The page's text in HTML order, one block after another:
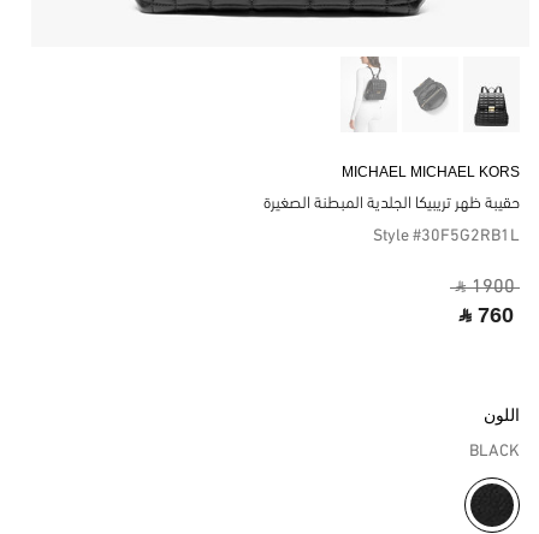
MICHAEL MICHAEL KORS
حقيبة ظهر تريبيكا الجلدية المبطنة الصغيرة
Style #30F5G2RB1L
‎ ⃁ 1900 ‎
‎ ⃁ 760 ‎
اللون
BLACK
مختار